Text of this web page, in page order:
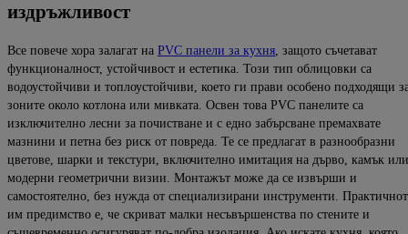
издръжливост
Все повече хора залагат на PVC панели за кухня , защото съчетават
функционалност, устойчивост и естетика. Този тип облицовки са
водоустойчиви и топлоустойчиви, което ги прави особено подходящи
зоните около котлона или мивката. Освен това PVC панелите са
изключително лесни за почистване и с едно забърсване премахвате
мазнини и петна без риск от повреда. Те се предлагат в разнообразни
цветове, шарки и текстури, включително имитация на дърво, камък или
модерни геометрични визии. Монтажът може да се извърши и
самостоятелно, без нужда от специализирани инструменти.
им предимство е, че скриват малки несъвършенства по стените и